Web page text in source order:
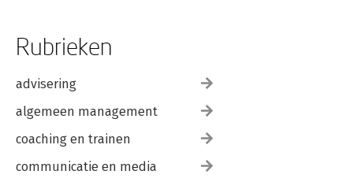
Rubrieken
advisering
algemeen management
coaching en trainen
communicatie en media